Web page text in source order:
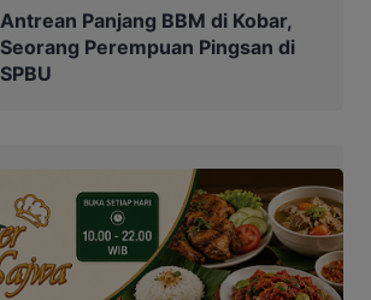
Antrean Panjang BBM di Kobar,
Seorang Perempuan Pingsan di
SPBU